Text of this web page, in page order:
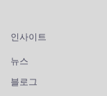
인사이트
뉴스
블로그